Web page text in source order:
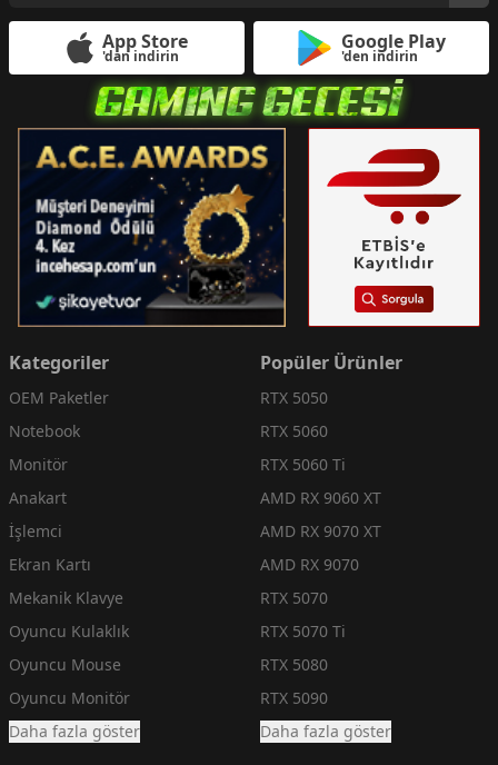
App Store
'dan indirin
Google Play
'den indirin
Kategoriler
OEM Paketler
Notebook
Monitör
Anakart
İşlemci
Ekran Kartı
Mekanik Klavye
Oyuncu Kulaklık
Oyuncu Mouse
Oyuncu Monitör
Daha fazla göster
Popüler Ürünler
RTX 5050
RTX 5060
RTX 5060 Ti
AMD RX 9060 XT
AMD RX 9070 XT
AMD RX 9070
RTX 5070
RTX 5070 Ti
RTX 5080
RTX 5090
Daha fazla göster